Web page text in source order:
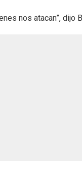
nos atacan”, dijo